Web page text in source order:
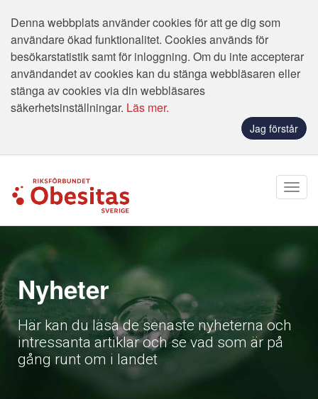
Denna webbplats använder cookies för att ge dig som
användare ökad funktionalitet. Cookies används för
besökarstatistik samt för inloggning. Om du inte accepterar
användandet av cookies kan du stänga webbläsaren eller
stänga av cookies via din webbläsares
säkerhetsinställningar. Läs mer.
Jag förstår
Nyheter
Här kan du läsa de senaste nyheterna och
intressanta artiklar och se vad som är på
gång runt om i landet